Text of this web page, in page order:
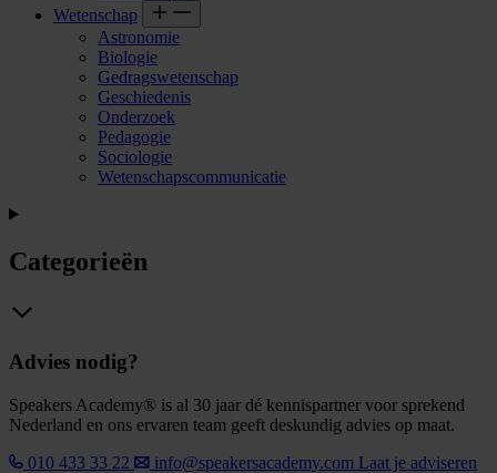
Wetenschap
Astronomie
Biologie
Gedragswetenschap
Geschiedenis
Onderzoek
Pedagogie
Sociologie
Wetenschapscommunicatie
Categorieën
Advies nodig?
Speakers Academy® is al 30 jaar dé kennispartner voor sprekend
Nederland en ons ervaren team geeft deskundig advies op maat.
010 433 33 22
info@speakersacademy.com Laat je adviseren